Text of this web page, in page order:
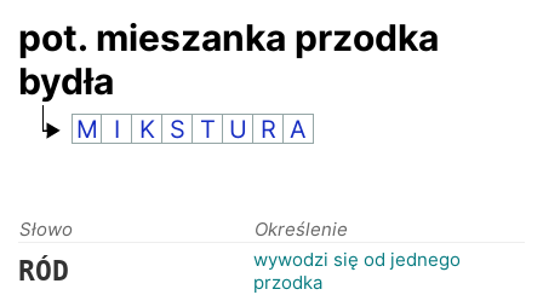
RANKINGI
pot. mieszanka przodka
bydła
M I K S T U R A
Słowo Określenie
RÓD
wywodzi się od jednego
przodka